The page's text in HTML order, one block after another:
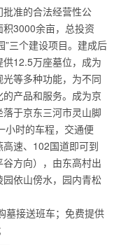
准的合法经营性公
3000余亩，总投资
”三个建设项目。建成后
12.5万座墓位，成为
等多种功能，为不同
产品和服务。成为京
于京东三河市灵山脚
小时的车程，交通便
速、102国道即可到
方向），由东高村出
依山傍水，园内青松
墓接送班车；免费提供